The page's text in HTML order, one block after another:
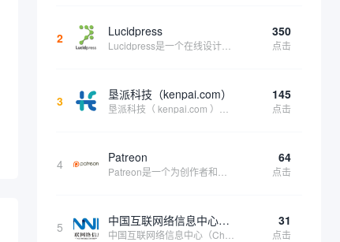
2 Lucidpress 350
点击
3 垦派科技（kenpai.com） 145
点击
4 Patreon 64
点击
5 中国互联网络信息中心（CNNIC） 31
点击